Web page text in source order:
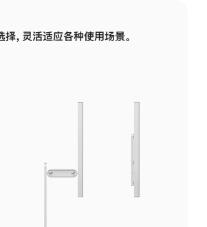
择，灵活适应各种使用场景。